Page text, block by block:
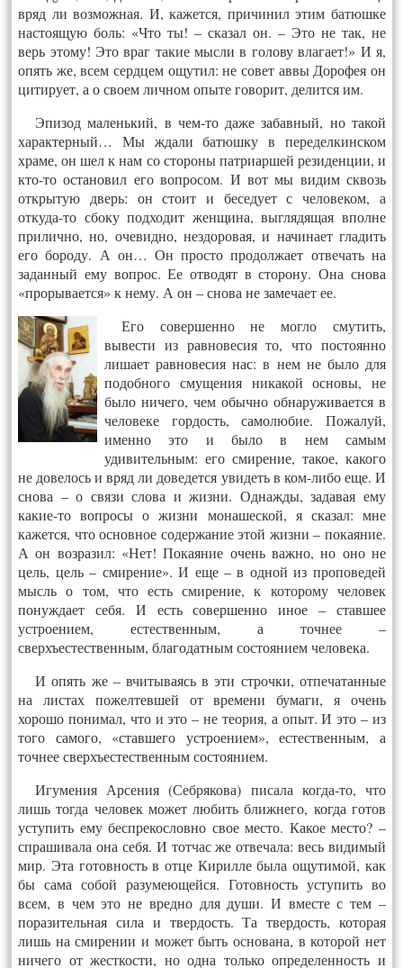
вряд ли возможная. И, кажется, причинил этим батюшке
настоящую боль: «Что ты! – сказал он. – Это не так, не
верь этому! Это враг такие мысли в голову влагает!» И я,
опять же, всем сердцем ощутил: не совет аввы Дорофея он
цитирует, а о своем личном опыте говорит, делится им.
Эпизод маленький, в чем-то даже забавный, но такой
характерный… Мы ждали батюшку в переделкинском
храме, он шел к нам со стороны патриаршей резиденции, и
кто-то остановил его вопросом. И вот мы видим сквозь
открытую дверь: он стоит и беседует с человеком, а
откуда-то сбоку подходит женщина, выглядящая вполне
прилично, но, очевидно, нездоровая, и начинает гладить
его бороду. А он… Он просто продолжает отвечать на
заданный ему вопрос. Ее отводят в сторону. Она снова
«прорывается» к нему. А он – снова не замечает ее.
Его совершенно не могло смутить,
вывести из равновесия то, что постоянно
лишает равновесия нас: в нем не было для
подобного смущения никакой основы, не
было ничего, чем обычно обнаруживается в
человеке гордость, самолюбие. Пожалуй,
именно это и было в нем самым
удивительным: его смирение, такое, какого
не довелось и вряд ли доведется увидеть в ком-либо еще. И
снова – о связи слова и жизни. Однажды, задавая ему
какие-то вопросы о жизни монашеской, я сказал: мне
кажется, что основное содержание этой жизни – покаяние.
А он возразил: «Нет! Покаяние очень важно, но оно не
цель, цель – смирение». И еще – в одной из проповедей
мысль о том, что есть смирение, к которому человек
понуждает себя. И есть совершенно иное – ставшее
устроением, естественным, а точнее –
сверхъестественным, благодатным состоянием человека.
И опять же – вчитываясь в эти строчки, отпечатанные
на листах пожелтевшей от времени бумаги, я очень
хорошо понимал, что и это – не теория, а опыт. И это – из
того самого, «ставшего устроением», естественным, а
точнее сверхъестественным состоянием.
Игумения Арсения (Себрякова) писала когда-то, что
лишь тогда человек может любить ближнего, когда готов
уступить ему беспрекословно свое место. Какое место? –
спрашивала она себя. И тотчас же отвечала: весь видимый
мир. Эта готовность в отце Кирилле была ощутимой, как
бы сама собой разумеющейся. Готовность уступить во
всем, в чем это не вредно для души. И вместе с тем –
поразительная сила и твердость. Та твердость, которая
лишь на смирении и может быть основана, в которой нет
ничего от жесткости, но одна только определенность и